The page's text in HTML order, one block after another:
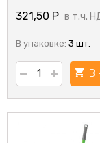
321,50 Р в т.ч.
В упаковке: 3 шт.
В